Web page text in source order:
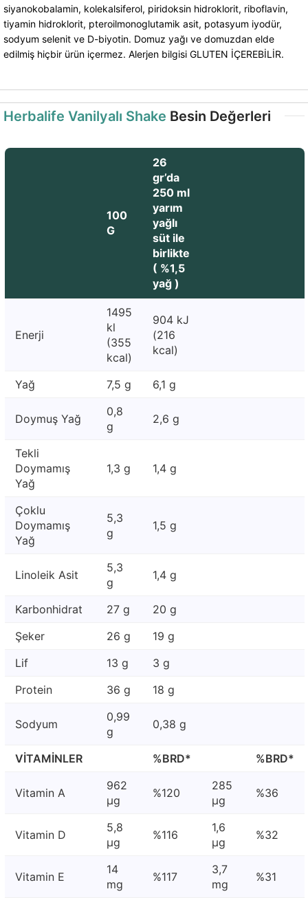
siyanokobalamin, kolekalsiferol, piridoksin hidroklorit, riboflavin,
tiyamin hidroklorit, pteroilmonoglutamik asit, potasyum iyodür,
sodyum selenit ve D-biyotin. Domuz yağı ve domuzdan elde
edilmiş hiçbir ürün içermez. Alerjen bilgisi ​​GLUTEN İÇEREBİLİR​.
Herbalife Vanilyalı Shake Besin Değerleri
100
G
26
gr’da
250 ml
yarım
yağlı
süt ile
birlikte
( %1,5
yağ )
Enerji
1495
kl
(355
kcal)
904 kJ
(216
kcal)
Yağ 7,5 g 6,1 g
Doymuş Yağ
0,8
g
2,6 g
Tekli
Doymamış
Yağ
1,3 g 1,4 g
Çoklu
Doymamış
Yağ
5,3
g
1,5 g
Linoleik Asit
5,3
g
1,4 g
Karbonhidrat 27 g
20 g
Şeker
26 g
19 g
Lif
13 g
3 g
Protein
36 g 18 g
Sodyum
0,99
g
0,38 g
VİTAMİNLER %BRD* %BRD*
Vitamin A
962
μg
%120
285
μg
%36
Vitamin D
5,8
μg
%116
1,6
μg
%32
Vitamin E
14
mg
%117
3,7
mg
%31